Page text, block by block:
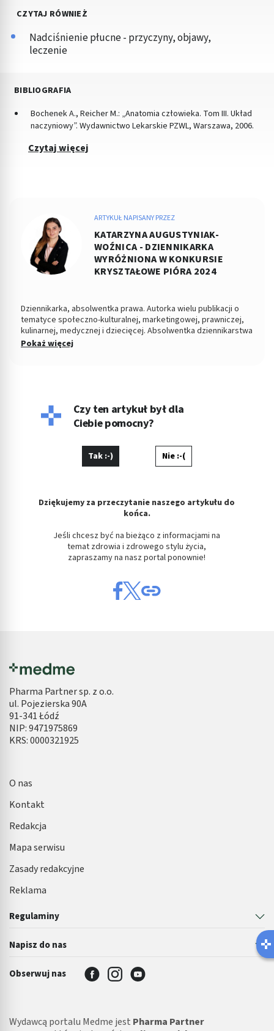
CZYTAJ RÓWNIEŻ
Nadciśnienie płucne - przyczyny, objawy,
leczenie
BIBLIOGRAFIA
Bochenek A., Reicher M.: „Anatomia człowieka. Tom III. Układ
naczyniowy”. Wydawnictwo Lekarskie PZWL, Warszawa, 2006.
Czytaj więcej
ARTYKUŁ NAPISANY PRZEZ
KATARZYNA AUGUSTYNIAK-
WOŹNICA - DZIENNIKARKA
WYRÓŻNIONA W KONKURSIE
KRYSZTAŁOWE PIÓRA 2024
Dziennikarka, absolwentka prawa. Autorka wielu publikacji o
tematyce społeczno-kulturalnej, marketingowej, prawniczej,
kulinarnej, medycznej i dziecięcej. Absolwentka dziennikarstwa
i komunikacji społecznej na Uniwersytecie Jagiellońskim i
Pokaż więcej
Czy ten artykuł był dla
Ciebie pomocny?
Tak :-) Nie :-(
Dziękujemy za przeczytanie naszego artykułu do
końca.
Jeśli chcesz być na bieżąco z informacjami na
temat zdrowia i zdrowego stylu życia,
zapraszamy na nasz portal ponownie!
Pharma Partner sp. z o.o.
ul. Pojezierska 90A
91-341 Łódź
NIP: 9471975869
KRS: 0000321925
Regulaminy
Napisz do nas
O nas
Kontakt
Redakcja
Mapa serwisu
Zasady redakcyjne
Reklama
Obserwuj nas
Wydawcą portalu Medme jest Pharma Partner